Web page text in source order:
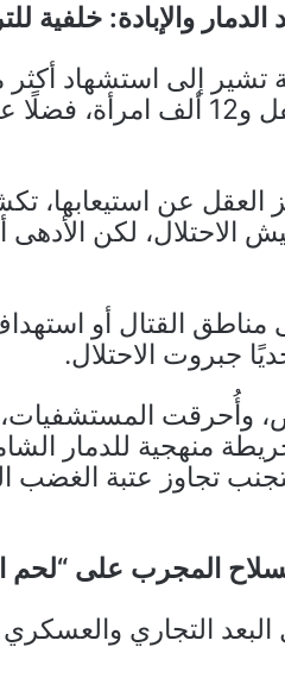
والإبادة: خلفية
بداية الحرب، بينهم 16 ألف
العقل عن استيعابها،
لكن الأدهى
مناطق القتال أو
جبروت الاحتلال.
وأُحرقت
منهجية للدمار
تجاوز عتبة الغضب
المجرب على “لحم
البعد التجاري